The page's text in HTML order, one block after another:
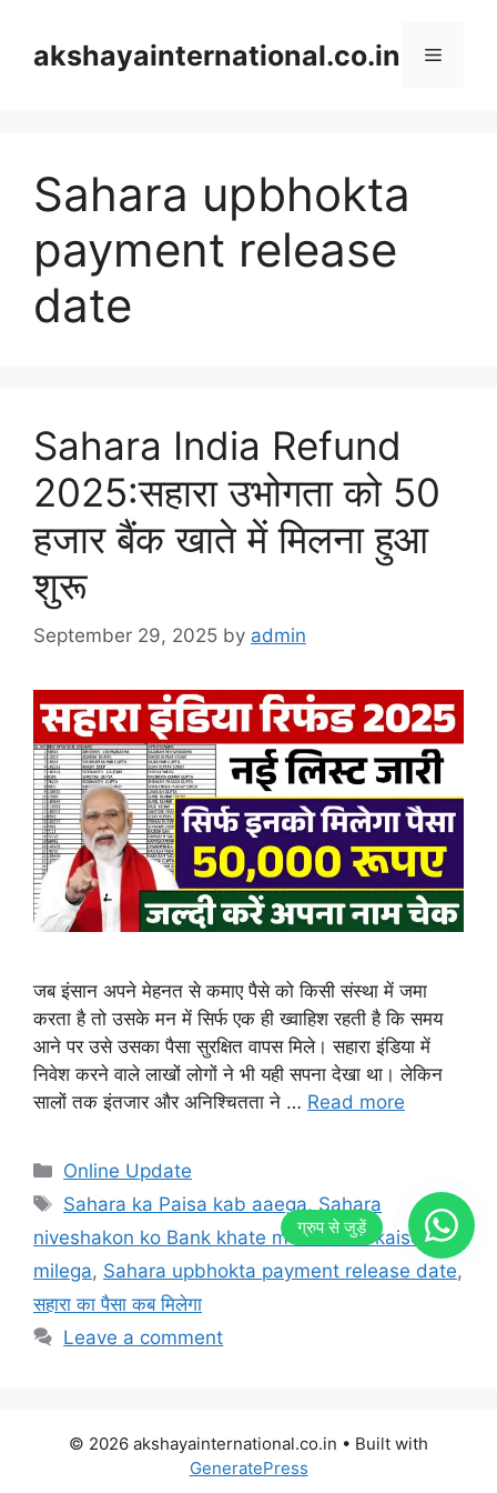
contentakshayainternational.co.in Menu
Sahara upbhokta
payment release
date
Sahara India Refund
2025:सहारा उभोगता को 50
हजार बैंक खाते में मिलना हुआ
शुरू
September 29, 2025 by admin
जब इंसान अपने मेहनत से कमाए पैसे को किसी संस्था में जमा
करता है तो उसके मन में सिर्फ एक ही ख्वाहिश रहती है कि समय
आने पर उसे उसका पैसा सुरक्षित वापस मिले। सहारा इंडिया में
निवेश करने वाले लाखों लोगों ने भी यही सपना देखा था। लेकिन
सालों तक इंतजार और अनिश्चितता ने … Read more
Categories
Online Update
Tags
Sahara ka Paisa kab aaega, Sahara
niveshakon ko Bank khate mein Paisa kaise
milega, Sahara upbhokta payment release date,
सहारा का पैसा कब मिलेगा
Leave a comment
© 2026 akshayainternational.co.in • Built with
GeneratePress